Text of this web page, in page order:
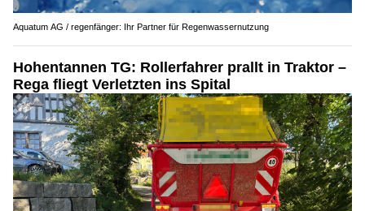
Aquatum AG / regenfänger: Ihr Partner für Regenwassernutzung
Hohentannen TG: Rollerfahrer prallt in Traktor –
Rega fliegt Verletzten ins Spital